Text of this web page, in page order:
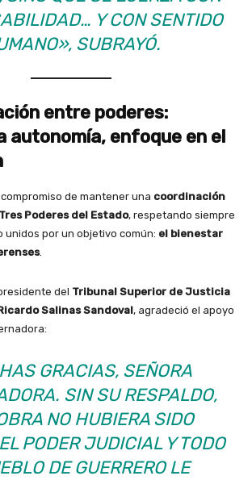
Y CON SENTIDO
, SUBRAYÓ.
entre poderes:
autonomía, enfoque en el
de mantener una coordinación
Poderes del Estado, respetando siempre
unidos por un objetivo común: el bienestar
.
del Tribunal Superior de Justicia
Salinas Sandoval, agradeció el apoyo
GRACIAS, SEÑORA
SIN SU RESPALDO,
NO HUBIERA SIDO
PODER JUDICIAL Y TODO
DE GUERRERO LE